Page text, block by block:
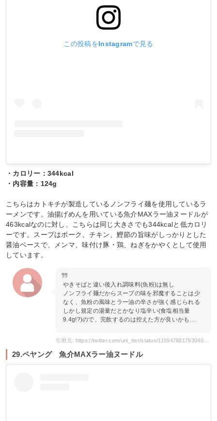
この投稿をInstagramで見る
・カロリー：344kcal
・内容量：124g
こちらはカトキチが製造しているノンフライ麺を使用しているラ
ーメンです。油揚げめんを用いている魚介MAXラー油ヌードルが
463kcalなのに対し、こちらは同じ大きさでも344kcalと低カロリ
ーです。スープはポーク、チキン、鰹節の旨味がしっかりとした
醤油ベースで、メンマ、味付け豚・鶏、ねぎをかやくとして使用
しています。
やきそばと違い後入れ調味料(魚粉)は無し
ノンフライ麺だからスープの味を邪魔することは少
なく、魚粉の風味とラー油の辛さが強く感じられる
しかし規定の湯量だとかなり塩辛い(食塩相当量
9.4g!?)ので、完飲するのは控えた方が良いかも…
引用元: https://twitter.com/uni_tter/status/1159478817930403840
29.ペヤング 魚介MAXラー油ヌードル